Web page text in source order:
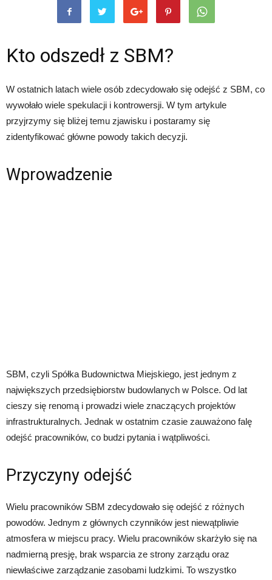
Kto odszedł z SBM?
W ostatnich latach wiele osób zdecydowało się odejść z SBM, co
wywołało wiele spekulacji i kontrowersji. W tym artykule
przyjrzymy się bliżej temu zjawisku i postaramy się
zidentyfikować główne powody takich decyzji.
Wprowadzenie
SBM, czyli Spółka Budownictwa Miejskiego, jest jednym z
największych przedsiębiorstw budowlanych w Polsce. Od lat
cieszy się renomą i prowadzi wiele znaczących projektów
infrastrukturalnych. Jednak w ostatnim czasie zauważono falę
odejść pracowników, co budzi pytania i wątpliwości.
Przyczyny odejść
Wielu pracowników SBM zdecydowało się odejść z różnych
powodów. Jednym z głównych czynników jest niewątpliwie
atmosfera w miejscu pracy. Wielu pracowników skarżyło się na
nadmierną presję, brak wsparcia ze strony zarządu oraz
niewłaściwe zarządzanie zasobami ludzkimi. To wszystko